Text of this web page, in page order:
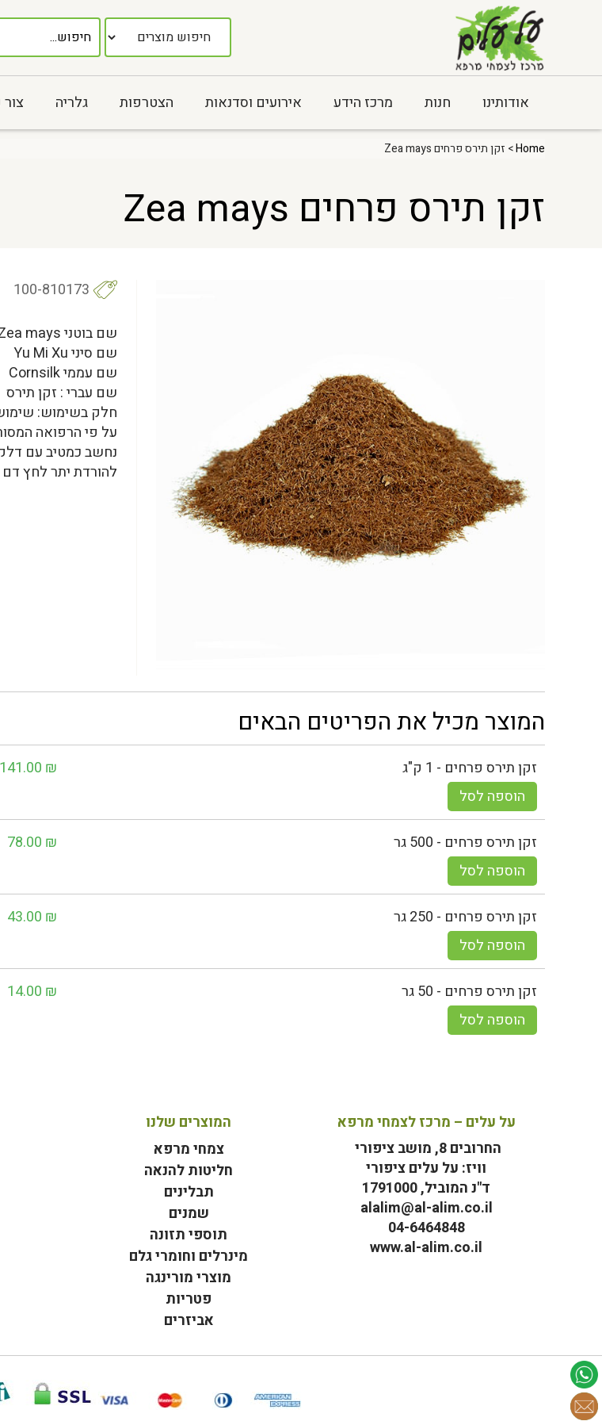
אודותינו חנות מרכז הידע אירועים וסדנאות הצטרפות גלריה
Home> זקן תירס פרחים Zea mays
זקן תירס פרחים Zea mays
100-810173
שם בוטני Zea mays
שם סיני Yu Mi Xu
שם עממי Cornsilk
שם עברי : זקן תירס
חלק בשימוש:
על פי הרפואה
נחשב כמטיב עם
להורדת יתר לחץ דם
המוצר מכיל את הפריטים הבאים
זקן תירס פרחים - 1 ק"ג 141.00 ₪
הוספה לסל
זקן תירס פרחים - 500 גר 78.00 ₪
הוספה לסל
זקן תירס פרחים - 250 גר 43.00 ₪
הוספה לסל
זקן תירס פרחים - 50 גר 14.00 ₪
הוספה לסל
על עלים – מרכז לצמחי מרפא
החרובים 8, מושב ציפורי
וויז: על עלים ציפורי
ד"נ המוביל, 1791000
alalim@al-alim.co.il
04-6464848
www.al-alim.co.il
המוצרים שלנו
צמחי מרפא
חליטות להנאה
תבלינים
שמנים
תוספי תזונה
מינרלים וחומרי גלם
מוצרי מורינגה
פטריות
אביזרים